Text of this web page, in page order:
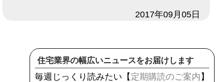
2017年09月05日
住宅業界の幅広いニュースをお届けします
毎週じっくり読みたい【 定期購読のご案内 】